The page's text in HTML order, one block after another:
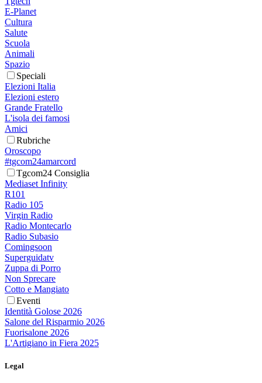
E-Planet
Cultura
Salute
Scuola
Animali
Spazio
Speciali
Elezioni Italia
Elezioni estero
Grande Fratello
L'isola dei famosi
Amici
Rubriche
Oroscopo
#tgcom24amarcord
Tgcom24 Consiglia
Mediaset Infinity
R101
Radio 105
Virgin Radio
Radio Montecarlo
Radio Subasio
Comingsoon
Superguidatv
Zuppa di Porro
Non Sprecare
Cotto e Mangiato
Eventi
Identità Golose 2026
Salone del Risparmio 2026
Fuorisalone 2026
L'Artigiano in Fiera 2025
Legal